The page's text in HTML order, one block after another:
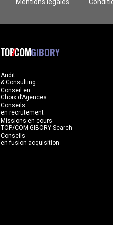
GIBORY
Audit
& Consulting
Conseil en
Choix d’Agences
Conseils
en recrutement
Missions en cours
TOP/COM GIBORY Search
Conseils
en fusion acquisition